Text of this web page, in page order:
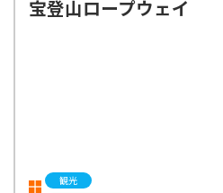
宝登山ロープウェイ
観光